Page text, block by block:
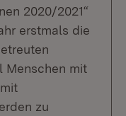
2020/2021“
erstmals die
Menschen mit
zu